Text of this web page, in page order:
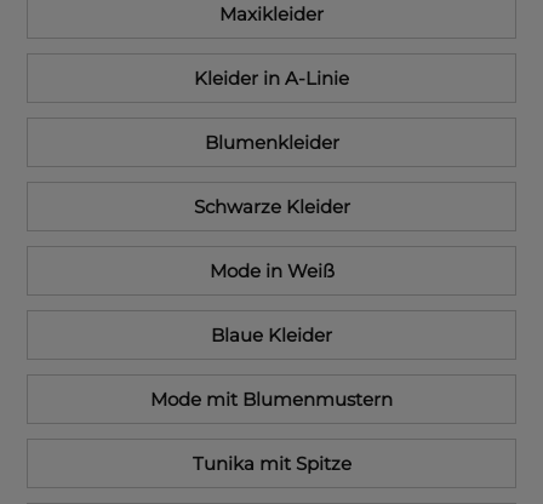
Maxikleider
Kleider in A-Linie
Blumenkleider
Schwarze Kleider
Mode in Weiß
Blaue Kleider
Mode mit Blumenmustern
Tunika mit Spitze